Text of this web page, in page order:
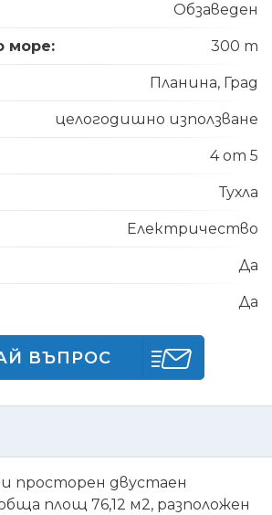
Обзаведен
море: 300 m
Планина, Град
целогодишно използване
4 от 5
Тухла
Електричество
Да
Да
ВЪПРОС
просторен двустаен
площ 76,12 м2, разположен